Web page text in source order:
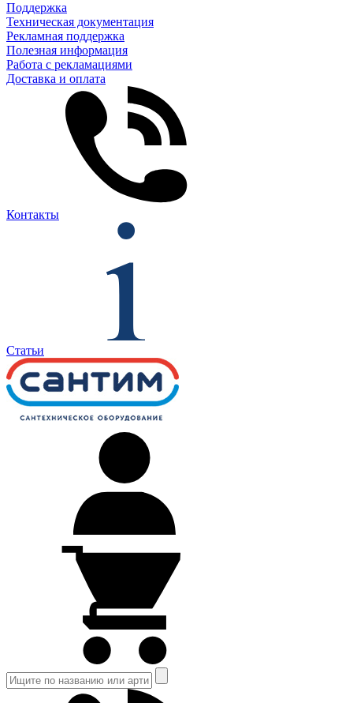
Поддержка
Техническая документация
Рекламная поддержка
Полезная информация
Работа с рекламациями
Доставка и оплата
Контакты
Статьи